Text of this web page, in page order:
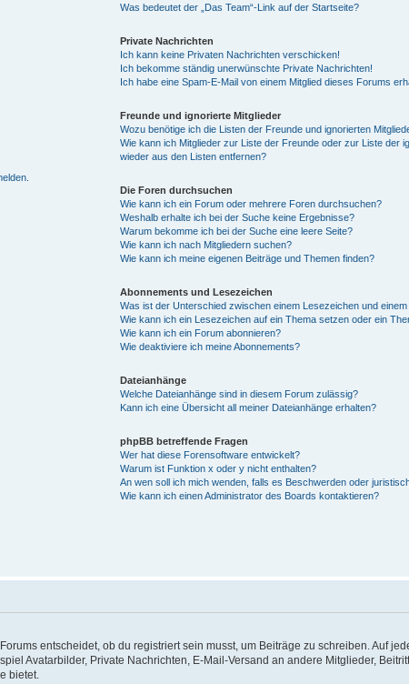
Was bedeutet der „Das Team“-Link auf der Startseite?
Private Nachrichten
Ich kann keine Privaten Nachrichten verschicken!
Ich bekomme ständig unerwünschte Private Nachrichten!
Ich habe eine Spam-E-Mail von einem Mitglied dieses Forums
Freunde und ignorierte Mitglieder
Wozu benötige ich die Listen der Freunde und ignorierten
Wie kann ich Mitglieder zur Liste der Freunde oder zur Liste der
wieder aus den Listen entfernen?
Die Foren durchsuchen
Wie kann ich ein Forum oder mehrere Foren durchsuchen?
Weshalb erhalte ich bei der Suche keine Ergebnisse?
Warum bekomme ich bei der Suche eine leere Seite?
Wie kann ich nach Mitgliedern suchen?
Wie kann ich meine eigenen Beiträge und Themen finden?
Abonnements und Lesezeichen
Was ist der Unterschied zwischen einem Lesezeichen und
Wie kann ich ein Lesezeichen auf ein Thema setzen oder ein
Wie kann ich ein Forum abonnieren?
Wie deaktiviere ich meine Abonnements?
Dateianhänge
Welche Dateianhänge sind in diesem Forum zulässig?
Kann ich eine Übersicht all meiner Dateianhänge erhalten?
phpBB betreffende Fragen
Wer hat diese Forensoftware entwickelt?
Warum ist Funktion x oder y nicht enthalten?
An wen soll ich mich wenden, falls es Beschwerden oder
Wie kann ich einen Administrator des Boards kontaktieren?
entscheidet, ob du registriert sein musst, um Beiträge zu schreiben. Auf
Avatarbilder, Private Nachrichten, E-Mail-Versand an andere Mitglieder,
bietet.